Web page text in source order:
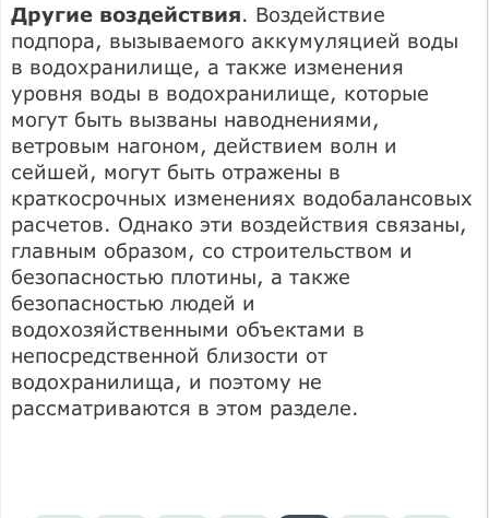
Другие воздействия. Воздействие
подпора, вызываемого аккумуляцией воды
в водохранилище, а также изменения
уровня воды в водохранилище, которые
могут быть вызваны наводнениями,
ветровым нагоном, действием волн и
сейшей, могут быть отражены в
краткосрочных изменениях водобалансовых
расчетов. Однако эти воздействия связаны,
главным образом, со строительством и
безопасностью плотины, а также
безопасностью людей и
водохозяйственными объектами в
непосредственной близости от
водохранилища, и поэтому не
рассматриваются в этом разделе.